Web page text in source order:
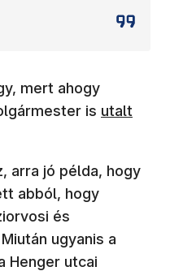
mert ahogy
is (új
utalt
arra jó példa, hogy
abból, hogy
és
ugyanis a
Henger utcai